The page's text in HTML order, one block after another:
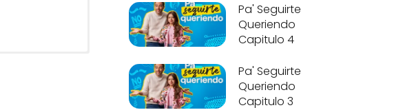
Pa' Seguirte
Queriendo
Capitulo 4
Pa' Seguirte
Queriendo
Capitulo 3